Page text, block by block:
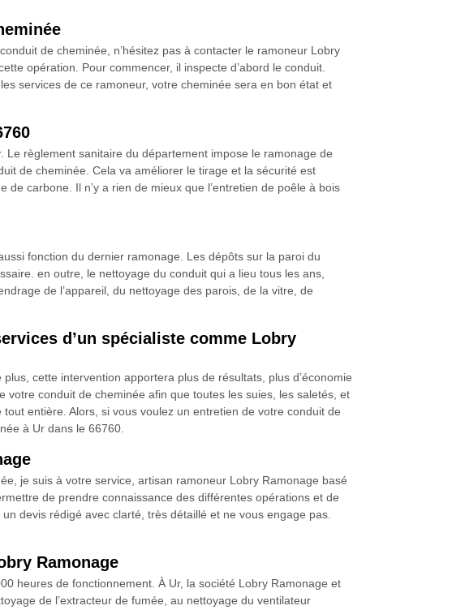
de cheminée, n’hésitez pas à contacter le ramoneur Lobry
opération. Pour commencer, il inspecte d’abord le conduit.
services de ce ramoneur, votre cheminée sera en bon état et
Le règlement sanitaire du département impose le ramonage de
de cheminée. Cela va améliorer le tirage et la sécurité est
carbone. Il n’y a rien de mieux que l’entretien de poêle à bois
fonction du dernier ramonage. Les dépôts sur la paroi du
en outre, le nettoyage du conduit qui a lieu tous les ans,
de l’appareil, du nettoyage des parois, de la vitre, de
d’un spécialiste comme Lobry
cette intervention apportera plus de résultats, plus d’économie
conduit de cheminée afin que toutes les suies, les saletés, et
entière. Alors, si vous voulez un entretien de votre conduit de
à Ur dans le 66760.
je suis à votre service, artisan ramoneur Lobry Ramonage basé
de prendre connaissance des différentes opérations et de
devis rédigé avec clarté, très détaillé et ne vous engage pas.
Ramonage
heures de fonctionnement. À Ur, la société Lobry Ramonage et
de l’extracteur de fumée, au nettoyage du ventilateur